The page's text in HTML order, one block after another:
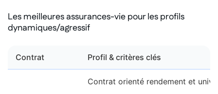
Les meilleures assurances-vie pour les profils
dynamiques/agressif
Contrat Profil & critères clés
Contrat orienté rendement et